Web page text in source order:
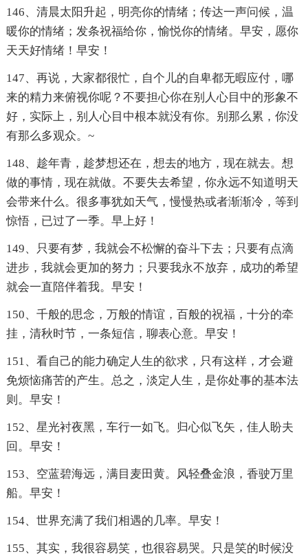
146、清晨太阳升起，明亮你的情绪；传达一声问候，温
暖你的情绪；发条祝福给你，愉悦你的情绪。早安，愿你
天天好情绪！早安！
147、再说，大家都很忙，自个儿的自卑都无暇应付，哪
来的精力来俯视你呢？不要担心你在别人心目中的形象不
好，实际上，别人心目中根本就没有你。别那么累，你没
有那么多观众。~
148、趁年青，趁梦想还在，想去的地方，现在就去。想
做的事情，现在就做。不要失去希望，你永远不知道明天
会带来什么。很多事犹如天气，慢慢热或者渐渐冷，等到
惊悟，已过了一季。早上好！
149、只要有梦，我就会不松懈的奋斗下去；只要有点滴
进步，我就会更加的努力；只要我永不放弃，成功的希望
就会一直陪伴着我。早安！
150、千般的思念，万般的情谊，百般的祝福，十分的牵
挂，清秋时节，一条短信，聊表心意。早安！
151、看自己的能力确定人生的欲求，只有这样，才会避
免烦恼痛苦的产生。总之，淡定人生，是你处事的基本法
则。早安！
152、星光衬夜黑，车行一如飞。归心似飞矢，佳人盼夫
回。早安！
153、空蓝碧海远，满目麦田黄。风轻叠金浪，香驶万里
船。早安！
154、世界充满了我们相遇的几率。早安！
155、其实，我很容易笑，也很容易哭。只是笑的时候没